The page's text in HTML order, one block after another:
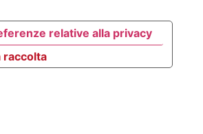
raccolta
relative alla privacy